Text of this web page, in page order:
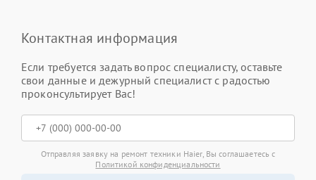
Контактная информация
Если требуется задать вопрос специалисту, оставьте
свои данные и дежурный специалист с радостью
проконсультирует Вас!
Отправляя заявку на ремонт техники Haier, Вы соглашаетесь с
Политикой конфиденциальности